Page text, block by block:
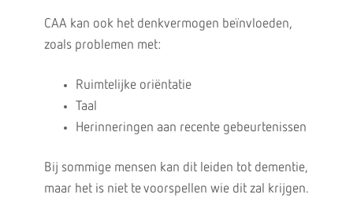
CAA kan ook het denkvermogen beïnvloeden,
zoals problemen met:
Ruimtelijke oriëntatie
Taal
Herinneringen aan recente gebeurtenissen
Bij sommige mensen kan dit leiden tot dementie,
maar het is niet te voorspellen wie dit zal krijgen.